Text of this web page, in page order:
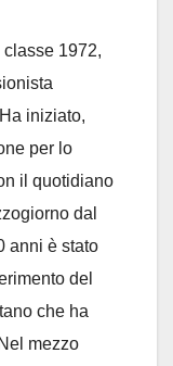
classe 1972,
iniziato,
per lo
il quotidiano
dal
anni è stato
del
che ha
mezzo